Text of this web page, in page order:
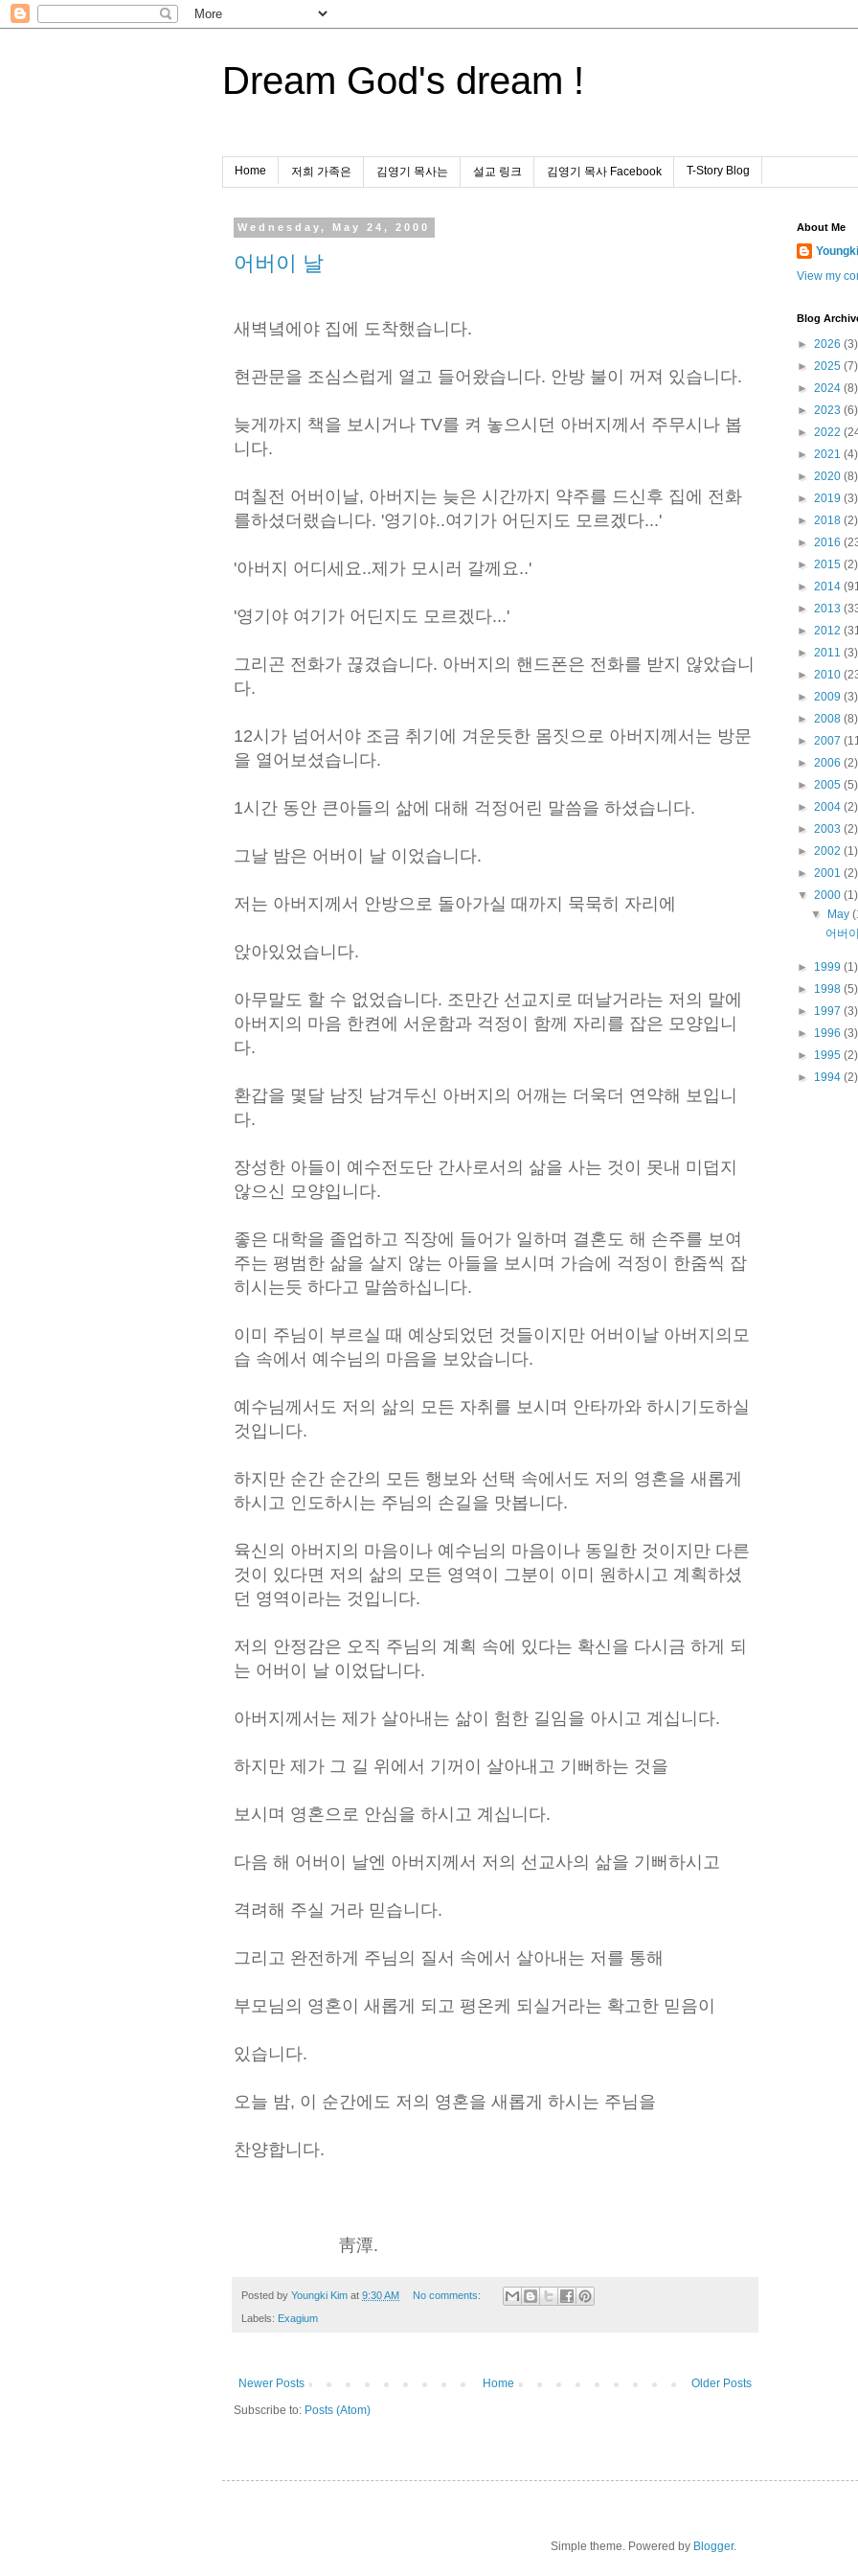
Dream God's dream !
Home 저희 가족은 김영기 목사는 설교 링크 김영기 목사 Facebook T-Story Blog
Wednesday, May 24, 2000
어버이 날
새벽녘에야 집에 도착했습니다.
현관문을 조심스럽게 열고 들어왔습니다. 안방 불이 꺼져 있습니다.
늦게까지 책을 보시거나 TV를 켜 놓으시던 아버지께서 주무시나 봅
니다.
며칠전 어버이날, 아버지는 늦은 시간까지 약주를 드신후 집에 전화
를하셨더랬습니다. '영기야..여기가 어딘지도 모르겠다...'
'아버지 어디세요..제가 모시러 갈께요..'
'영기야 여기가 어딘지도 모르겠다...'
그리곤 전화가 끊겼습니다. 아버지의 핸드폰은 전화를 받지 않았습니
다.
12시가 넘어서야 조금 취기에 겨운듯한 몸짓으로 아버지께서는 방문
을 열어보셨습니다.
1시간 동안 큰아들의 삶에 대해 걱정어린 말씀을 하셨습니다.
그날 밤은 어버이 날 이었습니다.
저는 아버지께서 안방으로 돌아가실 때까지 묵묵히 자리에
앉아있었습니다.
아무말도 할 수 없었습니다. 조만간 선교지로 떠날거라는 저의 말에
아버지의 마음 한켠에 서운함과 걱정이 함께 자리를 잡은 모양입니
다.
환갑을 몇달 남짓 남겨두신 아버지의 어깨는 더욱더 연약해 보입니
다.
장성한 아들이 예수전도단 간사로서의 삶을 사는 것이 못내 미덥지
않으신 모양입니다.
좋은 대학을 졸업하고 직장에 들어가 일하며 결혼도 해 손주를 보여
주는 평범한 삶을 살지 않는 아들을 보시며 가슴에 걱정이 한줌씩 잡
히시는듯 하다고 말씀하십니다.
이미 주님이 부르실 때 예상되었던 것들이지만 어버이날 아버지의모
습 속에서 예수님의 마음을 보았습니다.
예수님께서도 저의 삶의 모든 자취를 보시며 안타까와 하시기도하실
것입니다.
하지만 순간 순간의 모든 행보와 선택 속에서도 저의 영혼을 새롭게
하시고 인도하시는 주님의 손길을 맛봅니다.
육신의 아버지의 마음이나 예수님의 마음이나 동일한 것이지만 다른
것이 있다면 저의 삶의 모든 영역이 그분이 이미 원하시고 계획하셨
던 영역이라는 것입니다.
저의 안정감은 오직 주님의 계획 속에 있다는 확신을 다시금 하게 되
는 어버이 날 이었답니다.
아버지께서는 제가 살아내는 삶이 험한 길임을 아시고 계십니다.
하지만 제가 그 길 위에서 기꺼이 살아내고 기뻐하는 것을
보시며 영혼으로 안심을 하시고 계십니다.
다음 해 어버이 날엔 아버지께서 저의 선교사의 삶을 기뻐하시고
격려해 주실 거라 믿습니다.
그리고 완전하게 주님의 질서 속에서 살아내는 저를 통해
부모님의 영혼이 새롭게 되고 평온케 되실거라는 확고한 믿음이
있습니다.
오늘 밤, 이 순간에도 저의 영혼을 새롭게 하시는 주님을
찬양합니다.
靑潭.
Posted by Youngki Kim at 9:30 AM No comments:
Labels: Exagium
Newer Posts Older Posts
Home
Subscribe to: Posts (Atom)
About Me
View my
Blog
► 2026 (3)
► 2025 (7)
► 2024 (8)
► 2023 (6)
► 2022
► 2021 (4)
► 2020 (8)
► 2019 (3)
► 2018 (2)
► 2016
► 2015 (2)
► 2014
► 2013
► 2012
► 2011 (3)
► 2010
► 2009 (3)
► 2008 (8)
► 2007
► 2006 (2)
► 2005 (5)
► 2004 (2)
► 2003 (2)
► 2002 (1)
► 2001 (2)
▼ 2000 (1)
▼
May
어버
► 1999 (1)
► 1998 (5)
► 1997 (3)
► 1996 (3)
► 1995 (2)
► 1994 (2)
Simple theme. Powered by Blogger.